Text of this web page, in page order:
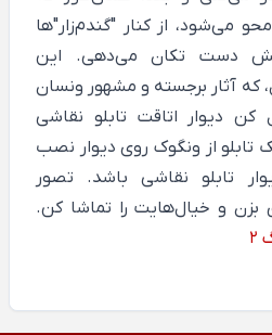
می‌شود، از کنار "گندم‌زار"ها
دست تکان می‌دهی. این
که آثار برجسته و مشهور ونسان
کن دیوار اتاقت تابلو نقاشی
تابلو از ونگوک روی دیوار نصب
تابلو نقاشی باشد. تصور
بزن و خیال‌هایت را تماشا کن.